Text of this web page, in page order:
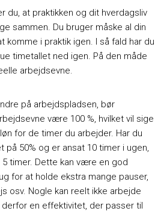
du, at praktikken og dit hverdagsliv
sammen. Du bruger måske al din
komme i praktik igen. I så fald har du
timetallet ned igen. På den måde
arbejdsevne.
på arbejdspladsen, bør
være 100 %, hvilket vil sige
for de timer du arbejder. Har du
på 50% og er ansat 10 timer i ugen,
5 timer. Dette kan være en god
for at holde ekstra mange pauser,
osv. Nogle kan reelt ikke arbejde
en effektivitet, der passer til